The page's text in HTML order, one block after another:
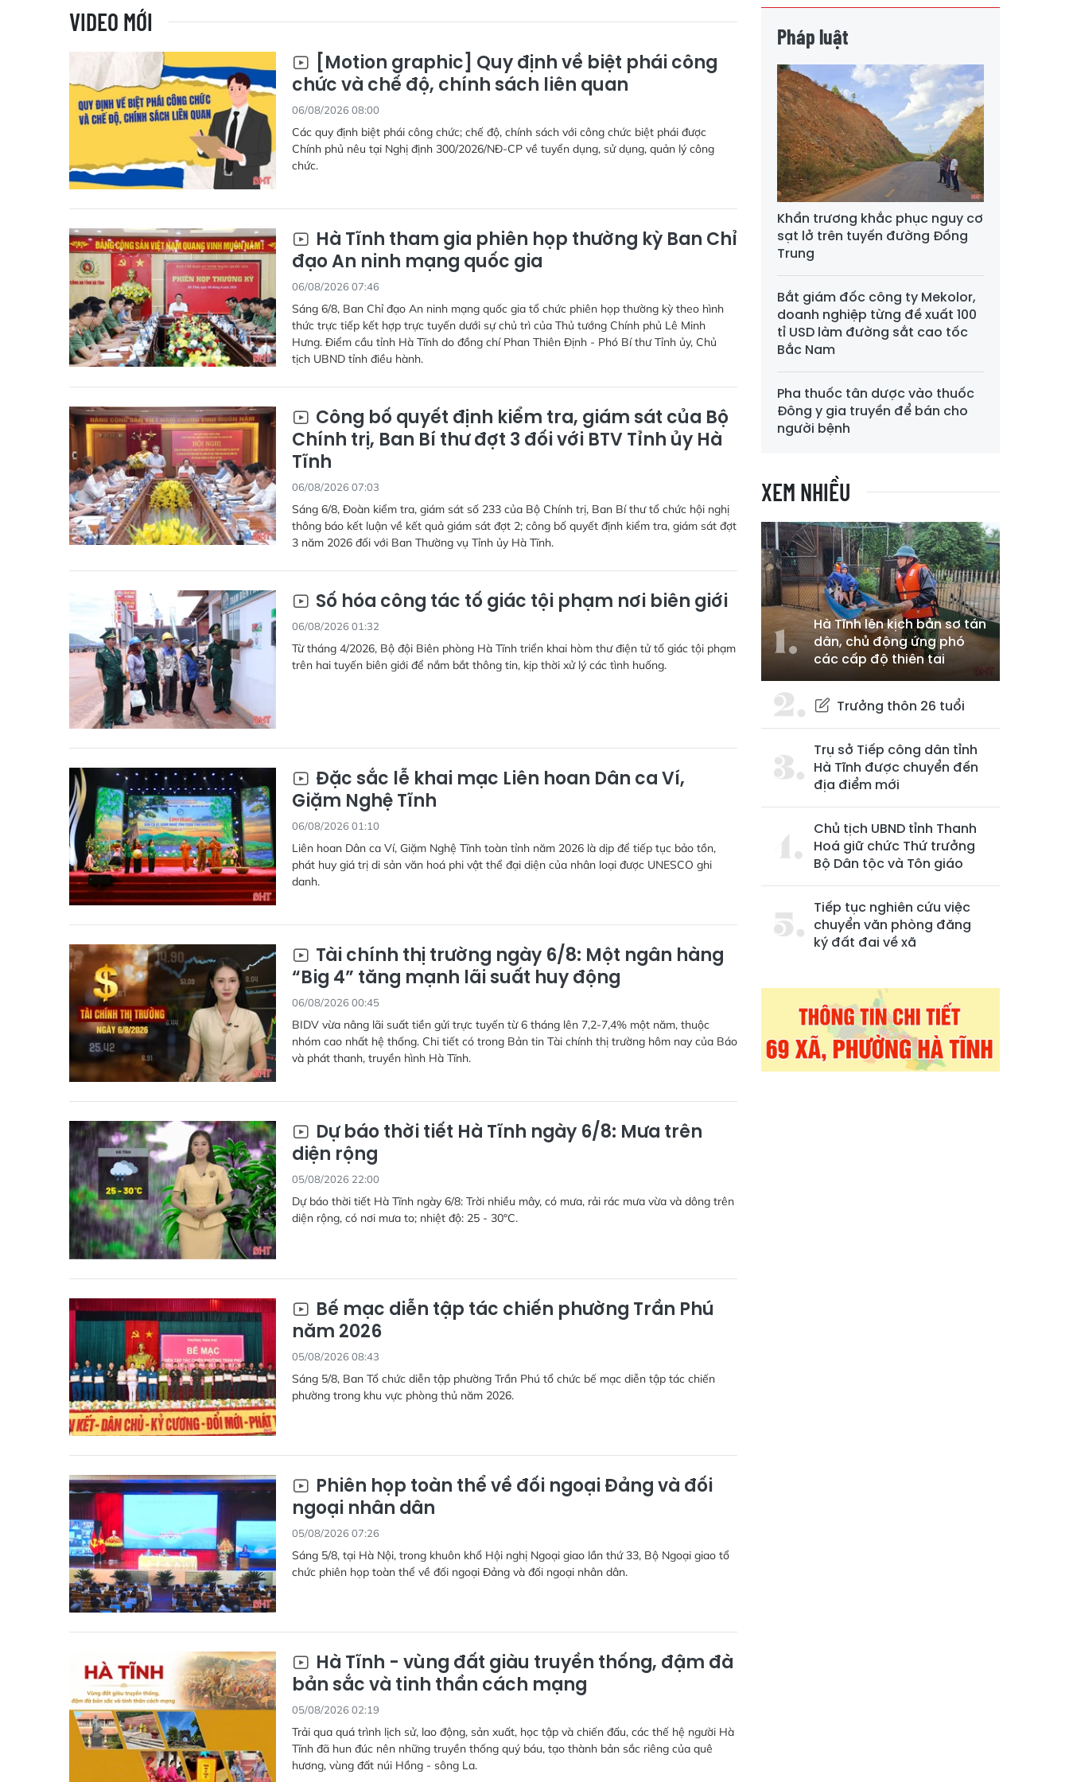
VIDEO MỚI
[Motion graphic] Quy định về biệt phái công
chức và chế độ, chính sách liên quan
06/08/2026 08:00
Các quy định biệt phái công chức; chế độ, chính sách với công chức biệt phái được
Chính phủ nêu tại Nghị định 300/2026/NĐ-CP về tuyển dụng, sử dụng, quản lý công
chức.
Hà Tĩnh tham gia phiên họp thường kỳ Ban Chỉ
đạo An ninh mạng quốc gia
06/08/2026 07:46
Sáng 6/8, Ban Chỉ đạo An ninh mạng quốc gia tổ chức phiên họp thường kỳ theo hình
thức trực tiếp kết hợp trực tuyến dưới sự chủ trì của Thủ tướng Chính phủ Lê Minh
Hưng. Điểm cầu tỉnh Hà Tĩnh do đồng chí Phan Thiên Định - Phó Bí thư Tỉnh ủy, Chủ
tịch UBND tỉnh điều hành.
Công bố quyết định kiểm tra, giám sát của Bộ
Chính trị, Ban Bí thư đợt 3 đối với BTV Tỉnh ủy Hà
Tĩnh
06/08/2026 07:03
Sáng 6/8, Đoàn kiểm tra, giám sát số 233 của Bộ Chính trị, Ban Bí thư tổ chức hội nghị
thông báo kết luận về kết quả giám sát đợt 2; công bố quyết định kiểm tra, giám sát đợt
3 năm 2026 đối với Ban Thường vụ Tỉnh ủy Hà Tĩnh.
Số hóa công tác tố giác tội phạm nơi biên giới
06/08/2026 01:32
Từ tháng 4/2026, Bộ đội Biên phòng Hà Tĩnh triển khai hòm thư điện tử tố giác tội phạm
trên hai tuyến biên giới để nắm bắt thông tin, kịp thời xử lý các tình huống.
Đặc sắc lễ khai mạc Liên hoan Dân ca Ví,
Giặm Nghệ Tĩnh
06/08/2026 01:10
Liên hoan Dân ca Ví, Giặm Nghệ Tĩnh toàn tỉnh năm 2026 là dịp để tiếp tục bảo tồn,
phát huy giá trị di sản văn hoá phi vật thể đại diện của nhân loại được UNESCO ghi
danh.
Tài chính thị trường ngày 6/8: Một ngân hàng
“Big 4” tăng mạnh lãi suất huy động
06/08/2026 00:45
BIDV vừa nâng lãi suất tiền gửi trực tuyến từ 6 tháng lên 7,2-7,4% một năm, thuộc
nhóm cao nhất hệ thống. Chi tiết có trong Bản tin Tài chính thị trường hôm nay của Báo
và phát thanh, truyền hình Hà Tĩnh.
Dự báo thời tiết Hà Tĩnh ngày 6/8: Mưa trên
diện rộng
05/08/2026 22:00
Dự báo thời tiết Hà Tĩnh ngày 6/8: Trời nhiều mây, có mưa, rải rác mưa vừa và dông trên
diện rộng, có nơi mưa to; nhiệt độ: 25 - 30°C.
Bế mạc diễn tập tác chiến phường Trần Phú
năm 2026
05/08/2026 08:43
Sáng 5/8, Ban Tổ chức diễn tập phường Trần Phú tổ chức bế mạc diễn tập tác chiến
phường trong khu vực phòng thủ năm 2026.
Phiên họp toàn thể về đối ngoại Đảng và đối
ngoại nhân dân
05/08/2026 07:26
Sáng 5/8, tại Hà Nội, trong khuôn khổ Hội nghị Ngoại giao lần thứ 33, Bộ Ngoại giao tổ
chức phiên họp toàn thể về đối ngoại Đảng và đối ngoại nhân dân.
Hà Tĩnh - vùng đất giàu truyền thống, đậm đà
bản sắc và tinh thần cách mạng
05/08/2026 02:19
Trải qua quá trình lịch sử, lao động, sản xuất, học tập và chiến đấu, các thế hệ người Hà
Tĩnh đã hun đúc nên những truyền thống quý báu, tạo thành bản sắc riêng của quê
hương, vùng đất núi Hồng - sông La.
Pháp luật
Khẩn trương khắc phục nguy cơ
sạt lở trên tuyến đường Đồng
Trung
Bắt giám đốc công ty Mekolor,
doanh nghiệp từng đề xuất 100
tỉ USD làm đường sắt cao tốc
Bắc Nam
Pha thuốc tân dược vào thuốc
Đông y gia truyền để bán cho
người bệnh
XEM NHIỀU
Hà Tĩnh lên kịch bản sơ tán
dân, chủ động ứng phó
các cấp độ thiên tai
Trưởng thôn 26 tuổi
Trụ sở Tiếp công dân tỉnh
Hà Tĩnh được chuyển đến
địa điểm mới
Chủ tịch UBND tỉnh Thanh
Hoá giữ chức Thứ trưởng
Bộ Dân tộc và Tôn giáo
Tiếp tục nghiên cứu việc
chuyển văn phòng đăng
ký đất đai về xã